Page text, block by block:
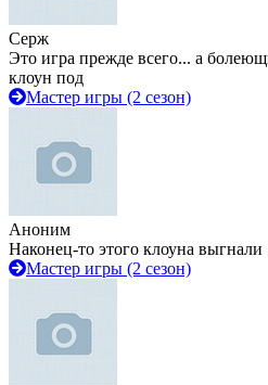
Серж
Это игра прежде всего... а
клоун под
Мастер игры (2 сезон)
Аноним
Наконец-то этого клоуна выгнали
Мастер игры (2 сезон)